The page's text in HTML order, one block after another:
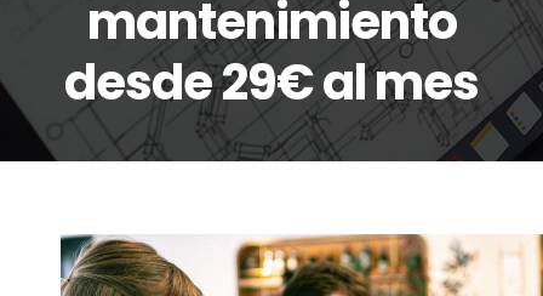
mantenimiento
desde 29€ al mes